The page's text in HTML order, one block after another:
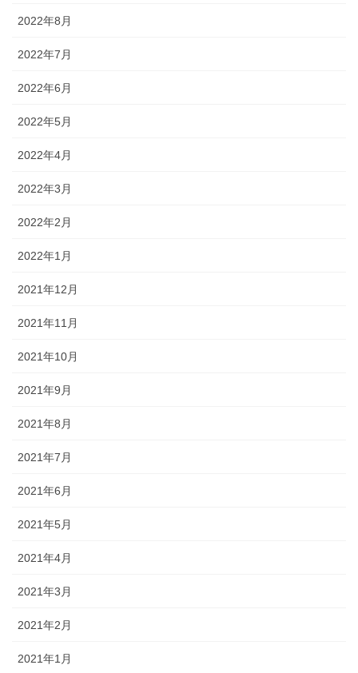
2022年8月
2022年7月
2022年6月
2022年5月
2022年4月
2022年3月
2022年2月
2022年1月
2021年12月
2021年11月
2021年10月
2021年9月
2021年8月
2021年7月
2021年6月
2021年5月
2021年4月
2021年3月
2021年2月
2021年1月